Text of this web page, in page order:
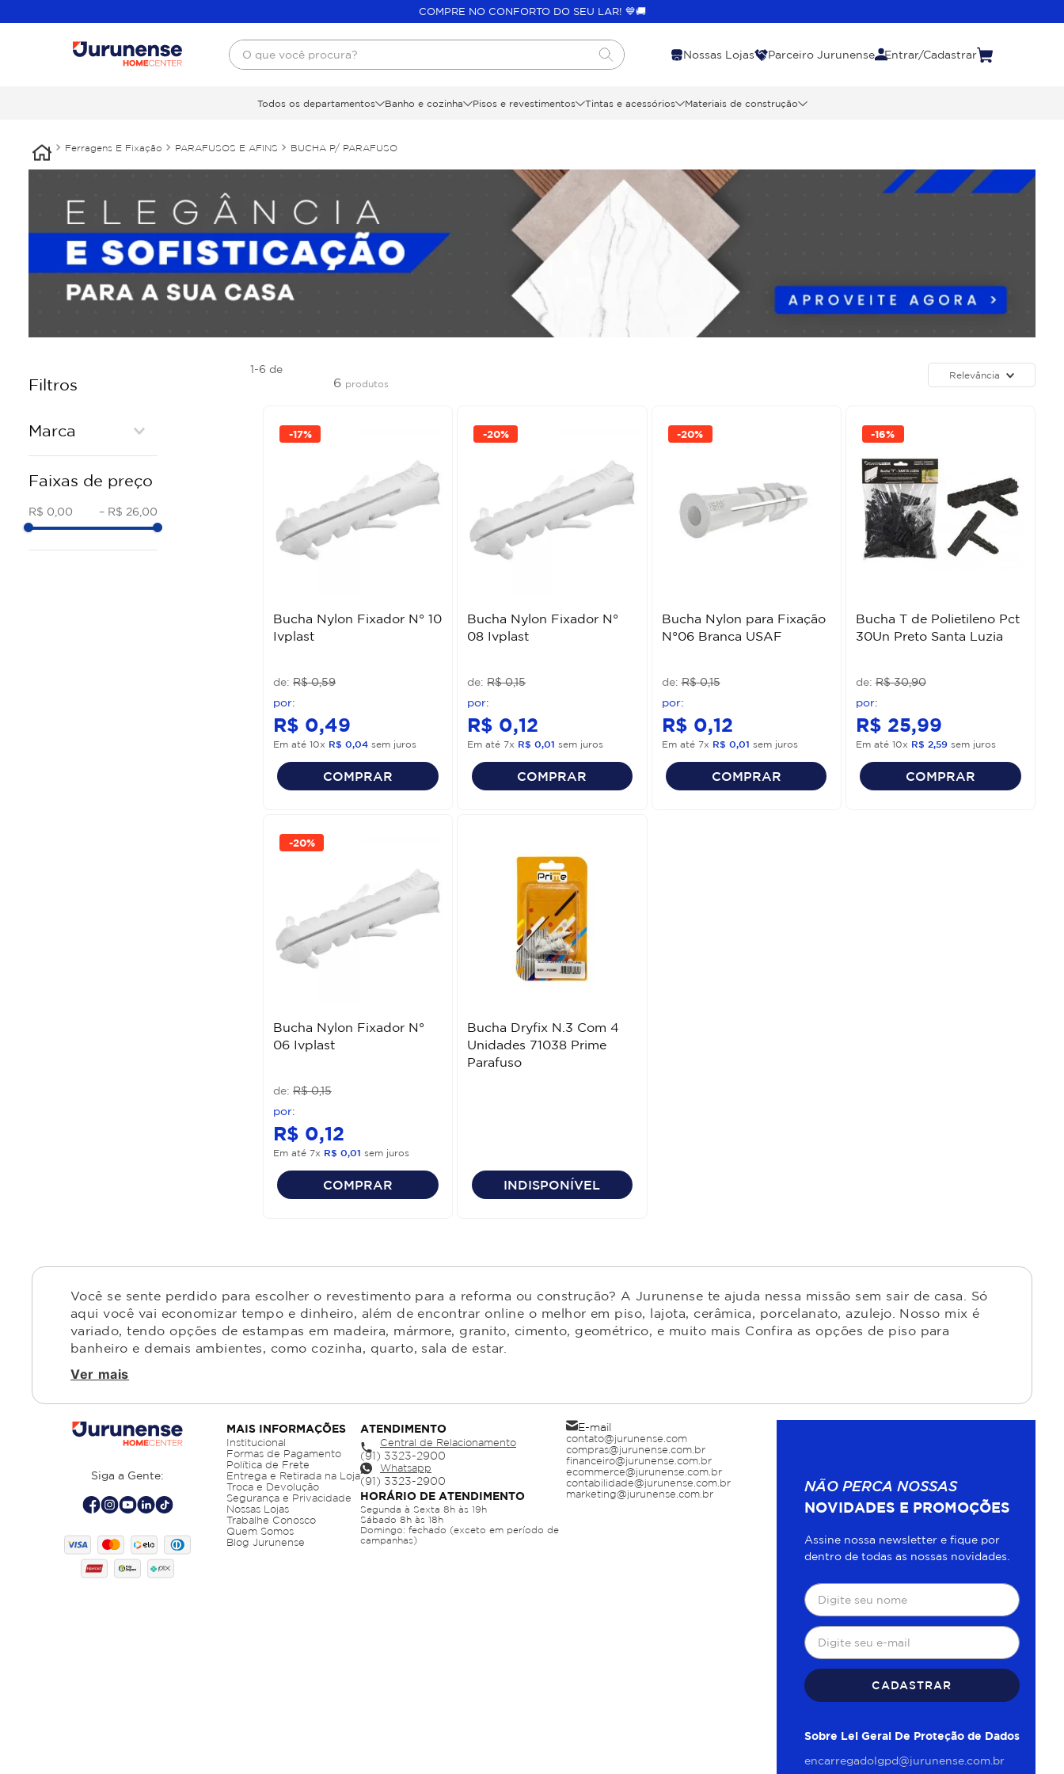
COMPRE NO CONFORTO DO SEU LAR! 💙🚚
O que você procura?
Nossas Lojas Parceiro Jurunense Entrar/Cadastrar
Todos os departamentos Banho e cozinha Pisos e revestimentos Tintas e acessórios Materiais de construção
Ferragens E Fixação PARAFUSOS E AFINS BUCHA P/ PARAFUSO
Filtros
Marca
USAF
SANTA LUZIA
PRIME PARAFUSO
Faixas de preço
R$ 0,00 – R$ 26,00
1-6 de
6 produtos
Relevância
-17%
Bucha Nylon Fixador N° 10
Ivplast
R$ 0,59
R$ 0,49
Em até 10x R$ 0,04 sem juros
COMPRAR
-20%
Bucha Nylon Fixador N°
08 Ivplast
R$ 0,15
R$ 0,12
Em até7x R$ 0,01 sem juros
COMPRAR
-20%
Bucha Nylon para Fixação
N°06 Branca USAF
R$ 0,15
R$ 0,12
Em até 7x R$ 0,01 sem juros
COMPRAR
-16%
Bucha T de Polietileno Pct
30Un Preto Santa Luzia
R$ 30,90
R$ 25,99
Em até 10x R$ 2,59sem juros
COMPRAR
-20%
Bucha Nylon Fixador N°
06 Ivplast
R$ 0,15
R$ 0,12
Em até 7x R$ 0,01 sem juros
COMPRAR
Bucha Dryfix N.3 Com 4
Unidades 71038 Prime
Parafuso
INDISPONÍVEL
Você se sente perdido para escolher o revestimento para a reforma ou construção? A Jurunense te ajuda nessa missão sem sair de casa. Só
aqui você vai economizar tempo e dinheiro, além de encontrar online o melhor em piso, lajota, cerâmica, porcelanato, azulejo. Nosso mix é
variado, tendo opções de estampas em madeira, mármore, granito, cimento, geométrico, e muito mais Confira as opções de piso para
banheiro e demais ambientes, como cozinha, quarto, sala de estar.
Ver mais
Siga a Gente:
MAIS INFORMAÇÕES
Institucional
Formas de Pagamento
Política de Frete
Entrega e Retirada na Loja
Troca e Devolução
Segurança e Privacidade
Nossas Lojas
Trabalhe Conosco
Quem Somos
Blog Jurunense
ATENDIMENTO
Central de Relacionamento
Whatsapp
HORÁRIO DE ATENDIMENTO
Segunda à Sexta 8h às 19h
Sábado 8h às 18h
Domingo: fechado (exceto em período de
campanhas)
E-mail
contato@jurunense.com
compras@jurunense.com.br
financeiro@jurunense.com.br
ecommerce@jurunense.com.br
contabilidade@jurunense.com.br
marketing@jurunense.com.br
NÃO PERCA NOSSAS
NOVIDADES E PROMOÇÕES
Assine nossa newsletter e fique por
dentro de todas as nossas novidades.
CADASTRAR
Sobre Lei Geral De Proteção de Dados
encarregadolgpd@jurunense.com.br